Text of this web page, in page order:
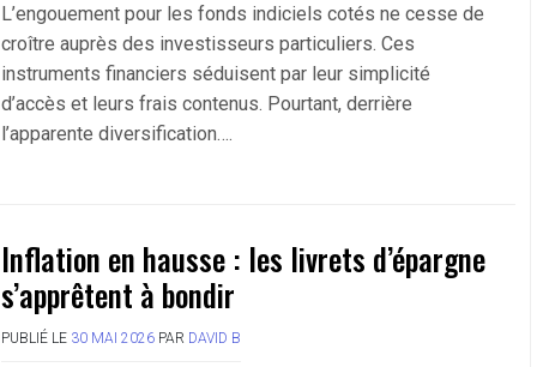
L’engouement pour les fonds indiciels cotés ne cesse de
croître auprès des investisseurs particuliers. Ces
instruments financiers séduisent par leur simplicité
d’accès et leurs frais contenus. Pourtant, derrière
l’apparente diversification….
Inflation en hausse : les livrets d’épargne
s’apprêtent à bondir
PUBLIÉ LE 30 MAI 2026 PAR DAVID B